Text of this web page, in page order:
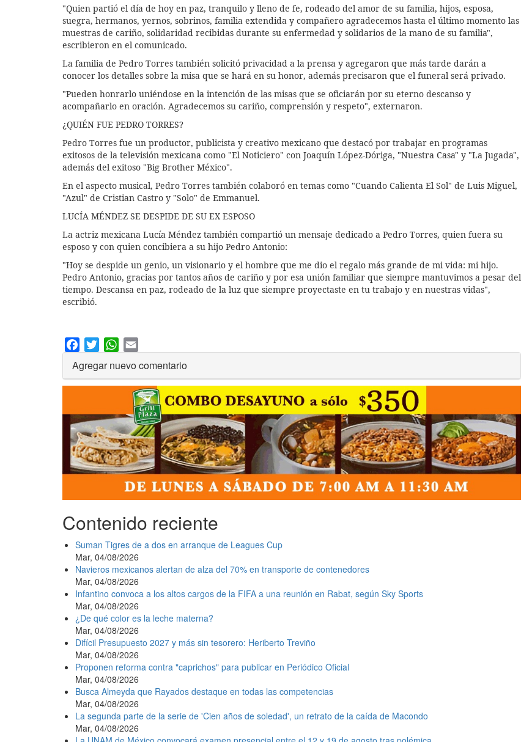
"Quien partió el día de hoy en paz, tranquilo y lleno de fe, rodeado del amor de su familia, hijos, esposa,
suegra, hermanos, yernos, sobrinos, familia extendida y compañero agradecemos hasta el último momento las
muestras de cariño, solidaridad recibidas durante su enfermedad y solidarios de la mano de su familia",
escribieron en el comunicado.
La familia de Pedro Torres también solicitó privacidad a la prensa y agregaron que más tarde darán a
conocer los detalles sobre la misa que se hará en su honor, además precisaron que el funeral será privado.
"Pueden honrarlo uniéndose en la intención de las misas que se oficiarán por su eterno descanso y
acompañarlo en oración. Agradecemos su cariño, comprensión y respeto", externaron.
¿QUIÉN FUE PEDRO TORRES?
Pedro Torres fue un productor, publicista y creativo mexicano que destacó por trabajar en programas
exitosos de la televisión mexicana como "El Noticiero" con Joaquín López-Dóriga, "Nuestra Casa" y "La Jugada",
además del exitoso "Big Brother México".
En el aspecto musical, Pedro Torres también colaboró en temas como "Cuando Calienta El Sol" de Luis Miguel,
"Azul" de Cristian Castro y "Solo" de Emmanuel.
LUCÍA MÉNDEZ SE DESPIDE DE SU EX ESPOSO
La actriz mexicana Lucía Méndez también compartió un mensaje dedicado a Pedro Torres, quien fuera su
esposo y con quien concibiera a su hijo Pedro Antonio:
"Hoy se despide un genio, un visionario y el hombre que me dio el regalo más grande de mi vida: mi hijo.
Pedro Antonio, gracias por tantos años de cariño y por esa unión familiar que siempre mantuvimos a pesar del
tiempo. Descansa en paz, rodeado de la luz que siempre proyectaste en tu trabajo y en nuestras vidas",
escribió.
Facebook
TwitterWhatsApp
Agregar nuevo comentario
Contenido reciente
Suman Tigres de a dos en arranque de Leagues Cup
Mar, 04/08/2026
Navieros mexicanos alertan de alza del 70% en transporte de contenedores
Mar, 04/08/2026
Infantino convoca a los altos cargos de la FIFA a una reunión en Rabat, según Sky Sports
Mar, 04/08/2026
¿De qué color es la leche materna?
Mar, 04/08/2026
Difícil Presupuesto 2027 y más sin tesorero: Heriberto Treviño
Mar, 04/08/2026
Proponen reforma contra "caprichos" para publicar en Periódico Oficial
Mar, 04/08/2026
Busca Almeyda que Rayados destaque en todas las competencias
Mar, 04/08/2026
La segunda parte de la serie de 'Cien años de soledad', un retrato de la caída de Macondo
Mar, 04/08/2026